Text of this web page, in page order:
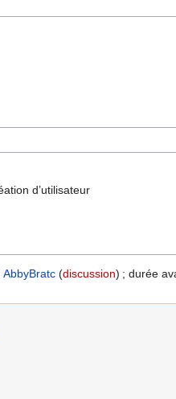
d’utilisateur
AbbyBratc discussion ; durée